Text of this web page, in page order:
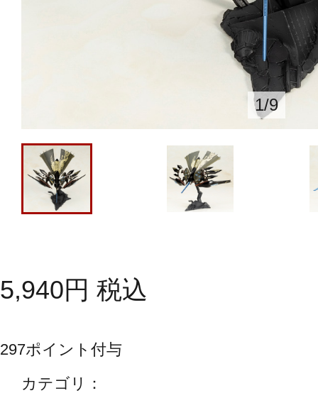
1/9
5,940円 税込
297ポイント付与
カテゴリ：